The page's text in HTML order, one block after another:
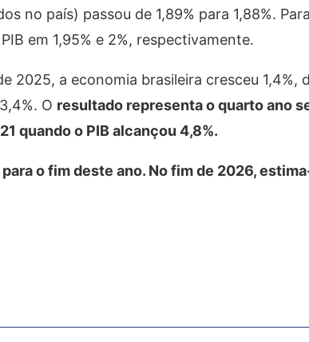
no país) passou de 1,89% para 1,88%.
em 1,95% e 2%, respectivamente.
2025, a economia brasileira cresceu 1,4%,
O resultado representa o quarto ano
quando o PIB alcançou 4,8%.
o fim deste ano. No fim de 2026,